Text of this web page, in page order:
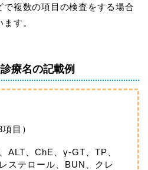
複数の項目の検査をする場合
す。
療名の記載例
目）
ALT、ChE、γ-GT、TP、
ステロール、BUN、クレ